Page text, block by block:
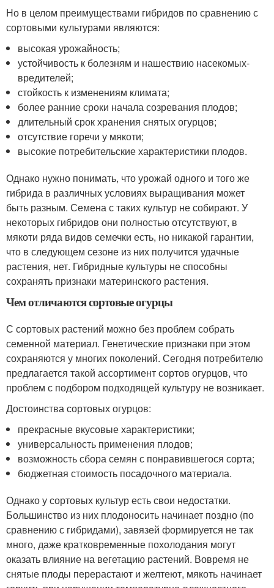
Но в целом преимуществами гибридов по сравнению с
сортовыми культурами являются:
высокая урожайность;
устойчивость к болезням и нашествию насекомых-
вредителей;
стойкость к изменениям климата;
более ранние сроки начала созревания плодов;
длительный срок хранения снятых огурцов;
отсутствие горечи у мякоти;
высокие потребительские характеристики плодов.
Однако нужно понимать, что урожай одного и того же
гибрида в различных условиях выращивания может
быть разным. Семена с таких культур не собирают. У
некоторых гибридов они полностью отсутствуют, в
мякоти ряда видов семечки есть, но никакой гарантии,
что в следующем сезоне из них получится удачные
растения, нет. Гибридные культуры не способны
сохранять признаки материнского растения.
Чем отличаются сортовые огурцы
С сортовых растений можно без проблем собрать
семенной материал. Генетические признаки при этом
сохраняются у многих поколений. Сегодня потребителю
предлагается такой ассортимент сортов огурцов, что
проблем с подбором подходящей культуру не возникает.
Достоинства сортовых огурцов:
прекрасные вкусовые характеристики;
универсальность применения плодов;
возможность сбора семян с понравившегося сорта;
бюджетная стоимость посадочного материала.
Однако у сортовых культур есть свои недостатки.
Большинство из них плодоносить начинает поздно (по
сравнению с гибридами), завязей формируется не так
много, даже кратковременные похолодания могут
оказать влияние на вегетацию растений. Вовремя не
снятые плоды перерастают и желтеют, мякоть начинает